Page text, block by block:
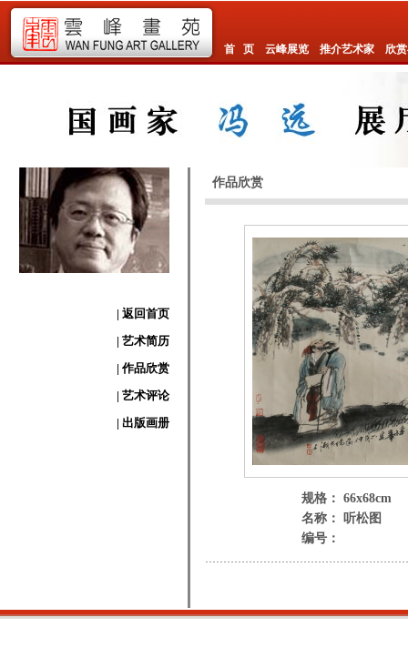
首 页 云峰展览 推介艺术家 欣
| 返回首页
| 艺术简历
| 作品欣赏
| 艺术评论
| 出版画册
作品欣赏
规格： 66x68cm
名称： 听松图
编号：